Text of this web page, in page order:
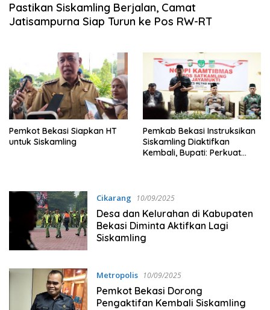
Pastikan Siskamling Berjalan, Camat
Jatisampurna Siap Turun ke Pos RW-RT
Pemkot Bekasi Siapkan HT
untuk Siskamling
Pemkab Bekasi Instruksikan
Siskamling Diaktifkan
Kembali, Bupati: Perkuat
Cikarang 10/09/2025
Desa dan Kelurahan di Kabupaten
Bekasi Diminta Aktifkan Lagi
Siskamling
Metropolis 10/09/2025
Pemkot Bekasi Dorong
Pengaktifan Kembali Siskamling